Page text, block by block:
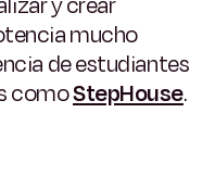
mucho
de estudiantes
comoStepHouse.